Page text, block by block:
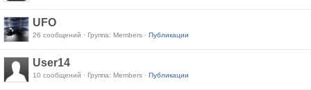
UFO
26 сообщений · Группа: Members · Публикации
User14
10 сообщений · Группа: Members · Публикации